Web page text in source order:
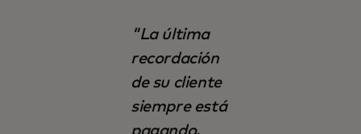
"La última
recordación
de su cliente
siempre está